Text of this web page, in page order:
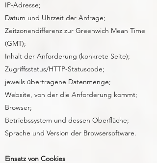
IP-Adresse;
Datum und Uhrzeit der Anfrage;
Zeitzonendifferenz zur Greenwich Mean Time
(GMT);
Inhalt der Anforderung (konkrete Seite);
Zugriffsstatus/HTTP-Statuscode;
jeweils übertragene Datenmenge;
Website, von der die Anforderung kommt;
Browser;
Betriebssystem und dessen Oberfläche;
Sprache und Version der Browsersoftware.
Einsatz von Cookies